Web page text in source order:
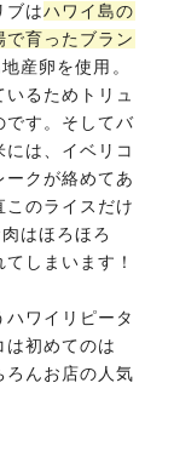
ブはハワイ島の
育ったブラン
産卵を使用。
るためトリュ
です。そしてバ
は、イベリコ
クが絡めてあ
のライスだけ
はほろほろ
しまいます！
ワイリピータ
初めてのは
んお店の人気